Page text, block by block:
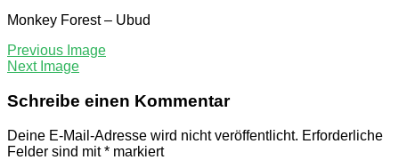
Monkey Forest – Ubud
Previous Image
Next Image
Schreibe einen Kommentar
Deine E-Mail-Adresse wird nicht veröffentlicht. Erforderliche
Felder sind mit* markiert